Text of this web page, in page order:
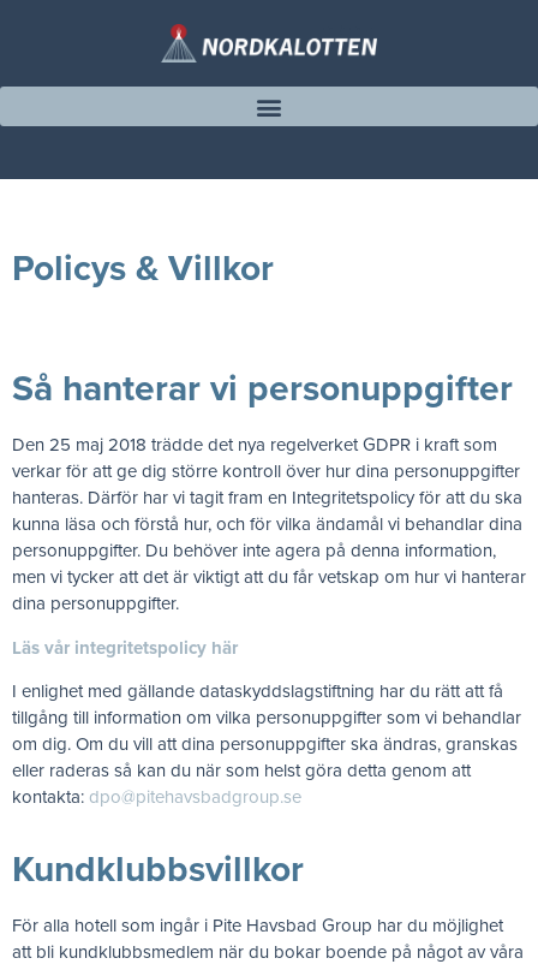
Policys & Villkor
Så hanterar vi personuppgifter
Den 25 maj 2018 trädde det nya regelverket GDPR i kraft som
verkar för att ge dig större kontroll över hur dina personuppgifter
hanteras. Därför har vi tagit fram en Integritetspolicy för att du ska
kunna läsa och förstå hur, och för vilka ändamål vi behandlar dina
personuppgifter. Du behöver inte agera på denna information,
men vi tycker att det är viktigt att du får vetskap om hur vi hanterar
dina personuppgifter.
Läs vår integritetspolicy här
I enlighet med gällande dataskyddslagstiftning har du rätt att få
tillgång till information om vilka personuppgifter som vi behandlar
om dig. Om du vill att dina personuppgifter ska ändras, granskas
eller raderas så kan du när som helst göra detta genom att
kontakta: dpo@pitehavsbadgroup.se
Kundklubbsvillkor
För alla hotell som ingår i Pite Havsbad Group har du möjlighet
att bli kundklubbsmedlem när du bokar boende på något av våra